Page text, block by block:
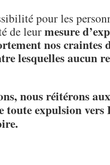
pour les
de leurmesure
nos craintes
lesquelles aucun
nous réitérons
toute expulsion